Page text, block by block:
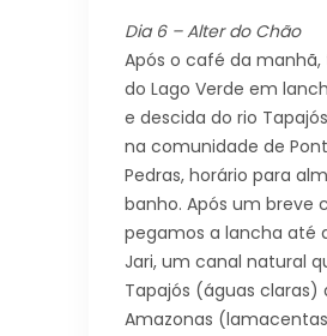
Dia 6 – Alter do Chão
Após o café da manhã,
do Lago Verde em
e descida do rio
na comunidade de
Pedras, horário para
banho. Após um breve
pegamos a lancha até
Jari, um canal natural
Tapajós (águas claras)
Amazonas